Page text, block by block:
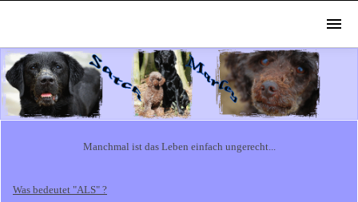
Manchmal ist das Leben einfach ungerecht...
Was bedeutet "ALS" ?